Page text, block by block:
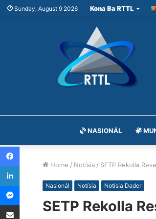
Sunday, August 9 2026 Kona Ba RTTL
NASIONÁL
Home / Notísia / SETP Rekolla
Nasionál Notísia Notísia Dader
SETP Rekolla
Facebook
LinkedIn
Messenger